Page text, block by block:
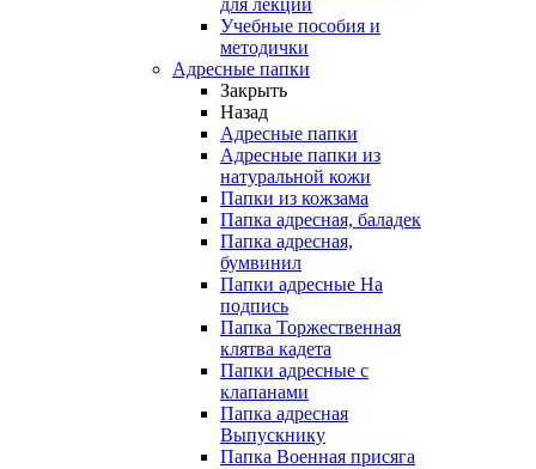
Учебные пособия и
методички
Адресные папки
Закрыть
Назад
Адресные папки
Адресные папки из
натуральной кожи
Папки из кожзама
Папка адресная, баладек
Папка адресная,
бумвинил
Папки адресные На
подпись
Папка Торжественная
клятва кадета
Папки адресные с
клапанами
Папка адресная
Выпускнику
Папка Военная присяга